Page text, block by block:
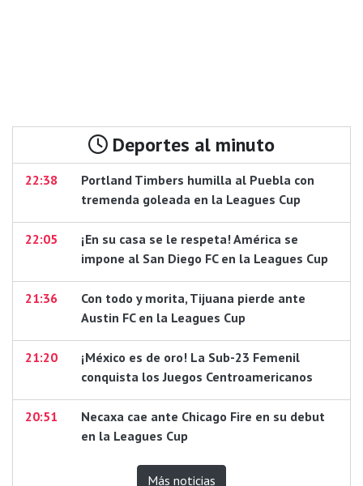
Deportes al minuto
22:38
Portland Timbers humilla al Puebla con
tremenda goleada en la Leagues Cup
22:05
¡En su casa se le respeta! América se
impone al San Diego FC en la Leagues Cup
21:36
Con todo y morita, Tijuana pierde ante
Austin FC en la Leagues Cup
21:20
¡México es de oro! La Sub-23 Femenil
conquista los Juegos Centroamericanos
20:51
Necaxa cae ante Chicago Fire en su debut
en la Leagues Cup
Más noticias